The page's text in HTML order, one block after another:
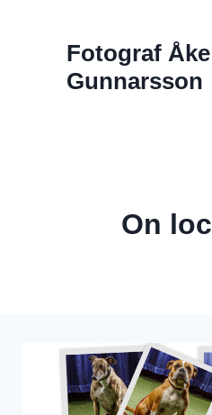
content
Fotograf Åke
Gunnarsson
On